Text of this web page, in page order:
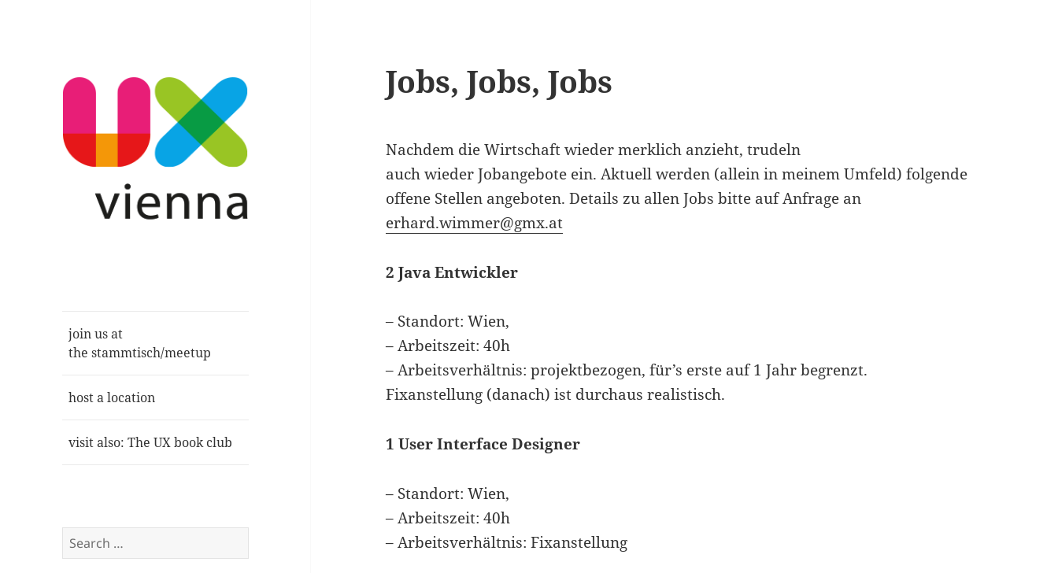
join us at
the stammtisch/meetup
host a location
visit also: The UX book club
Search
for:
Jobs, Jobs, Jobs
Nachdem die Wirtschaft wieder merklich anzieht, trudeln
auch wieder Jobangebote ein. Aktuell werden (allein in meinem Umfeld) folgende
offene Stellen angeboten. Details zu allen Jobs bitte auf Anfrage an
erhard.wimmer@gmx.at
2 Java Entwickler
– Standort: Wien,
– Arbeitszeit: 40h
– Arbeitsverhältnis: projektbezogen, für’s erste auf 1 Jahr begrenzt.
Fixanstellung (danach) ist durchaus realistisch.
1 User Interface Designer
– Standort: Wien,
– Arbeitszeit: 40h
– Arbeitsverhältnis: Fixanstellung